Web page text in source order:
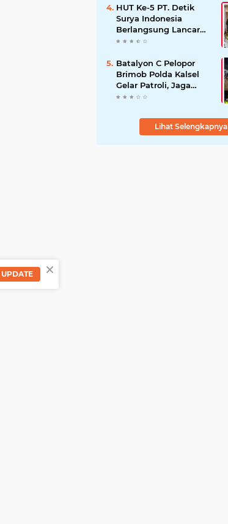
Sokobanah Libatkan 12
Desa
HUT Ke-5 PT. Detik
Surya Indonesia
Berlangsung Lancar
dan Profesional,
Wartawan
Batalyon C Pelopor
Brimob Polda Kalsel
Gelar Patroli, Jaga
Tabalong Tetap Aman
Lihat Selengkapnya
×
UPDATE